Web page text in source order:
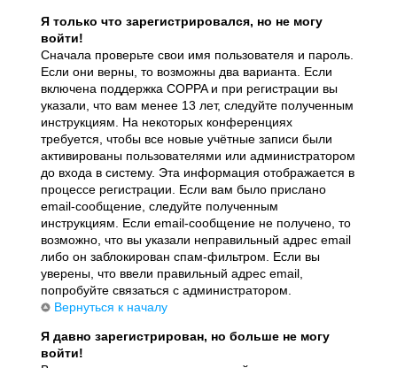
Я только что зарегистрировался, но не могу
войти!
Сначала проверьте свои имя пользователя и пароль.
Если они верны, то возможны два варианта. Если
включена поддержка COPPA и при регистрации вы
указали, что вам менее 13 лет, следуйте полученным
инструкциям. На некоторых конференциях
требуется, чтобы все новые учётные записи были
активированы пользователями или администратором
до входа в систему. Эта информация отображается в
процессе регистрации. Если вам было прислано
email-сообщение, следуйте полученным
инструкциям. Если email-сообщение не получено, то
возможно, что вы указали неправильный адрес email
либо он заблокирован спам-фильтром. Если вы
уверены, что ввели правильный адрес email,
попробуйте связаться с администратором.
Вернуться к началу
Я давно зарегистрирован, но больше не могу
войти!